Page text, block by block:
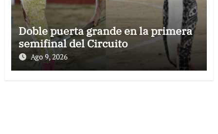
Doble puerta grande en la primera
semifinal del Circuito
Ago 9, 2026